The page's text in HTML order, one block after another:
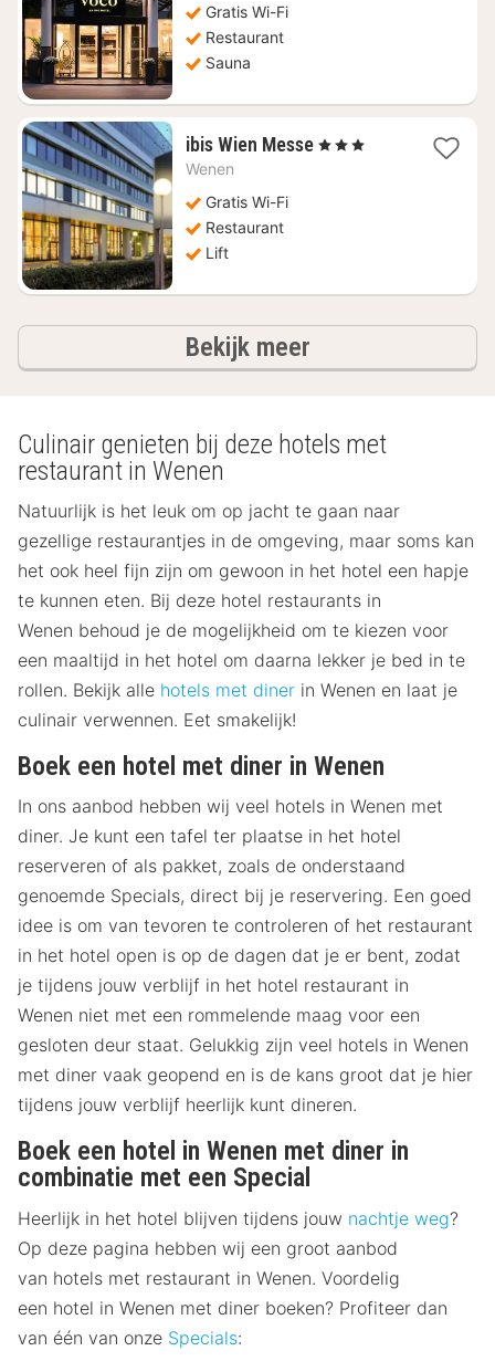
€
67,04
Gratis Wi-Fi
Restaurant
Sauna
ibis Wien Messe1
, 3 Sterren
Wenen
Gratis Wi-Fi
Restaurant
Lift
Bekijk meerhotels
Culinair genieten bij deze hotels met
restaurant in Wenen
Natuurlijk is het leuk om op jacht te gaan naar
gezellige restaurantjes in de omgeving, maar soms kan
het ook heel fijn zijn om gewoon in het hotel een hapje
te kunnen eten. Bij deze hotel restaurants in
Wenen behoud je de mogelijkheid om te kiezen voor
een maaltijd in het hotel om daarna lekker je bed in te
rollen. Bekijk alle hotels met diner in Wenen en laat je
culinair verwennen. Eet smakelijk!
Boek een hotel met diner in Wenen
In ons aanbod hebben wij veel hotels in Wenen met
diner. Je kunt een tafel ter plaatse in het hotel
reserveren of als pakket, zoals de onderstaand
genoemde Specials, direct bij je reservering. Een goed
idee is om van tevoren te controleren of het restaurant
in het hotel open is op de dagen dat je er bent, zodat
je tijdens jouw verblijf in het hotel restaurant in
Wenen niet met een rommelende maag voor een
gesloten deur staat. Gelukkig zijn veel hotels in Wenen
met diner vaak geopend en is de kans groot dat je hier
tijdens jouw verblijf heerlijk kunt dineren.
Boek een hotel in Wenen met diner in
combinatie met een Special
Heerlijk in het hotel blijven tijdens jouw nachtje weg?
Op deze pagina hebben wij een groot aanbod
van hotels met restaurant in Wenen. Voordelig
een hotel in Wenen met diner boeken? Profiteer dan
van één van onze Specials: